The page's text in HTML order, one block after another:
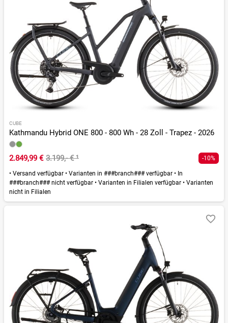
CUBE
Kathmandu Hybrid ONE 800 - 800 Wh - 28 Zoll - Trapez - 2026
2.849,99 € 3.199,- €¹ -10%
• Versand verfügbar • Varianten in ###branch### verfügbar • In
###branch### nicht verfügbar • Varianten in Filialen verfügbar • Varianten
nicht in Filialen